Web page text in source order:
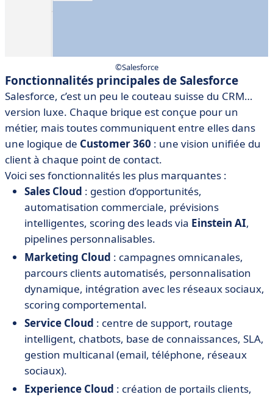
©Salesforce
Fonctionnalités principales de Salesforce
Salesforce, c’est un peu le couteau suisse du CRM…
version luxe. Chaque brique est conçue pour un
métier, mais toutes communiquent entre elles dans
une logique de Customer 360 : une vision unifiée du
client à chaque point de contact.
Voici ses fonctionnalités les plus marquantes :
Sales Cloud : gestion d’opportunités,
automatisation commerciale, prévisions
intelligentes, scoring des leads via Einstein AI,
pipelines personnalisables.
Marketing Cloud : campagnes omnicanales,
parcours clients automatisés, personnalisation
dynamique, intégration avec les réseaux sociaux,
scoring comportemental.
Service Cloud : centre de support, routage
intelligent, chatbots, base de connaissances, SLA,
gestion multicanal (email, téléphone, réseaux
sociaux).
Experience Cloud : création de portails clients,